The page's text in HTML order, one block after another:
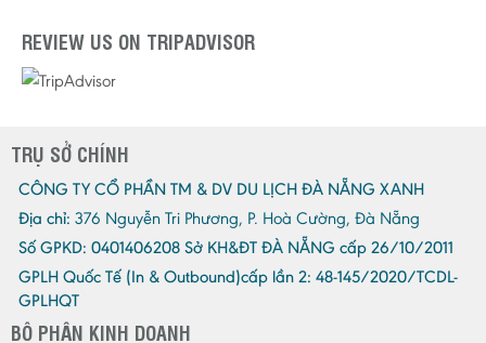
REVIEW US ON TRIPADVISOR
TRỤ SỞ CHÍNH
CÔNG TY CỔ PHẦN TM & DV DU LỊCH ĐÀ NẴNG XANH
Địa chỉ: 376 Nguyễn Tri Phương, P. Hoà Cường, Đà Nẵng
Số GPKD: 0401406208 Sở KH&ĐT ĐÀ NẴNG cấp 26/10/2011
GPLH Quốc Tế (In & Outbound)cấp lần 2: 48-145/2020/TCDL-
GPLHQT
BỘ PHẬN KINH DOANH